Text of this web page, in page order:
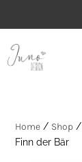
Home / Shop /
Finn der Bär